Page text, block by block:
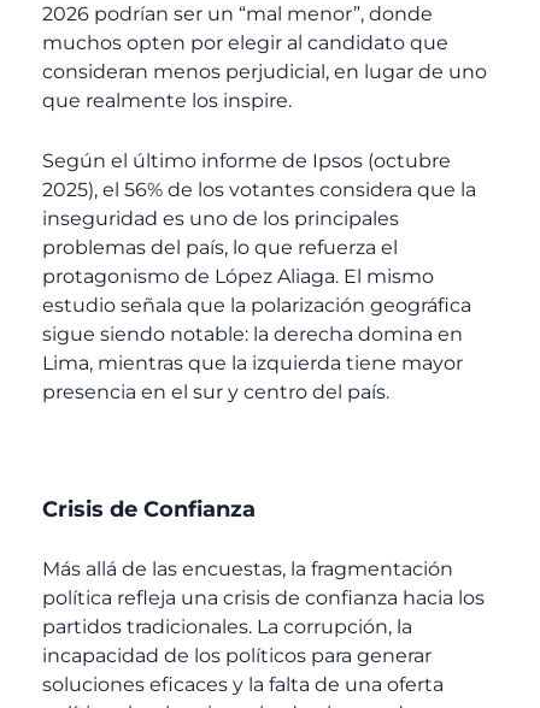
2026 podrían ser un “mal menor”, donde
muchos opten por elegir al candidato que
consideran menos perjudicial, en lugar de uno
que realmente los inspire.
Según el último informe de Ipsos (octubre
2025), el 56% de los votantes considera que la
inseguridad es uno de los principales
problemas del país, lo que refuerza el
protagonismo de López Aliaga. El mismo
estudio señala que la polarización geográfica
sigue siendo notable: la derecha domina en
Lima, mientras que la izquierda tiene mayor
presencia en el sur y centro del país.
Crisis de Confianza
Más allá de las encuestas, la fragmentación
política refleja una crisis de confianza hacia los
partidos tradicionales. La corrupción, la
incapacidad de los políticos para generar
soluciones eficaces y la falta de una oferta